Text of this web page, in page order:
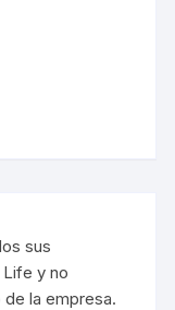
sus
y no
la empresa.